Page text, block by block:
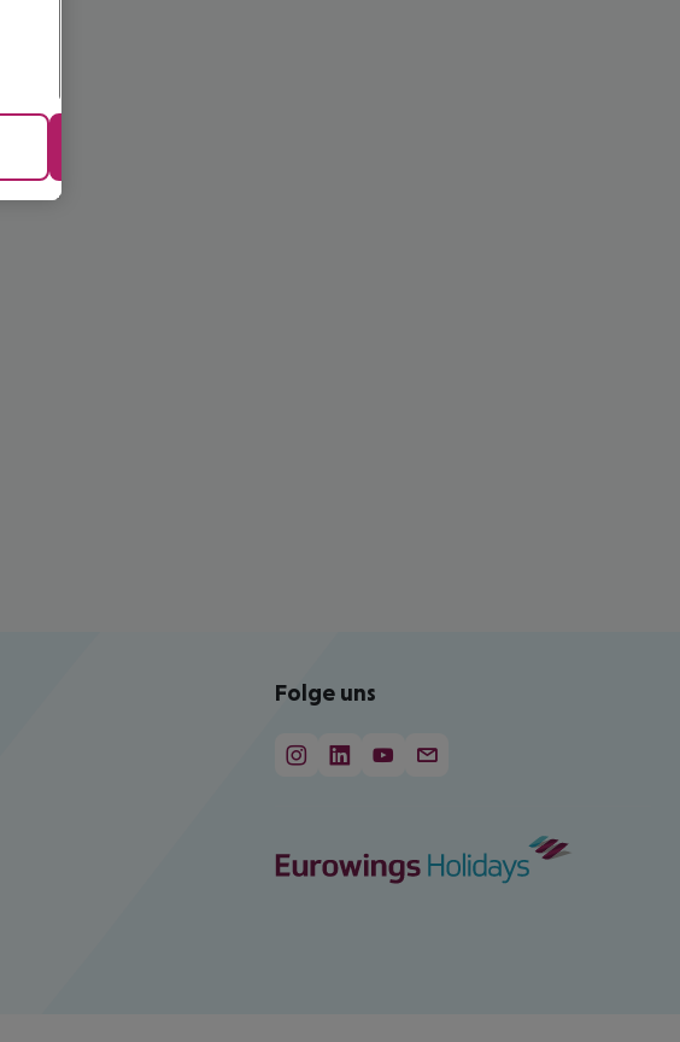
Folge uns